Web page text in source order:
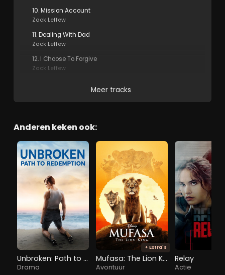
10. Mission Account
Zack Leffew
11. Dealing With Dad
Zack Leffew
12. I Choose To Forgive
Zack Leffew
Meer tracks
Anderen keken ook:
Unbroken: Path to Redemption
Drama
+ Extra's
Mufasa: The Lion King
Avontuur
Relay
Actie